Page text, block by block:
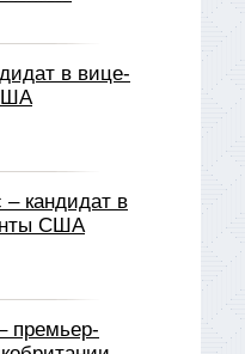
в вице-
кандидат в
США
премьер-